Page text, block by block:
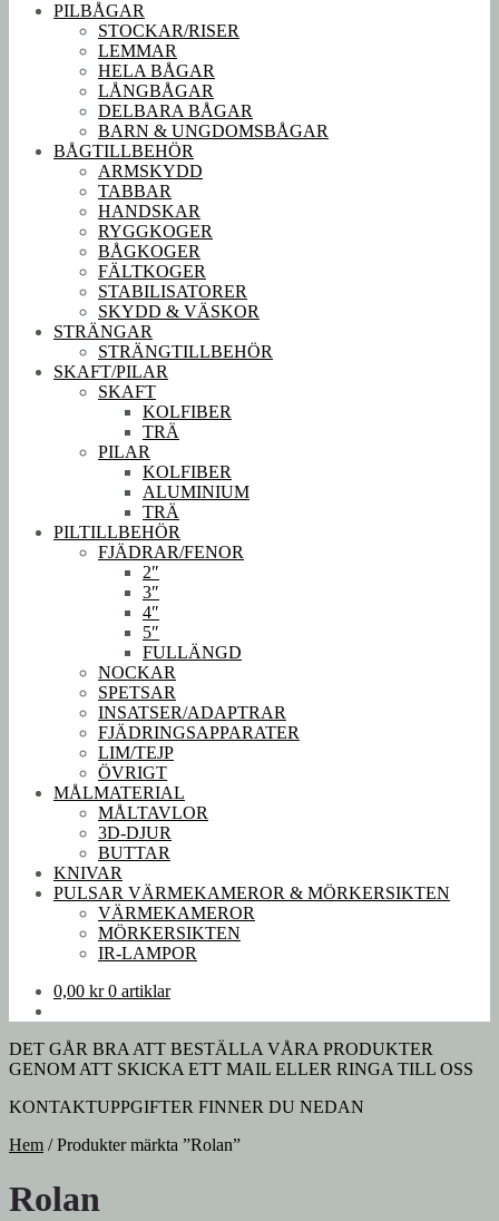
PILBÅGAR
STOCKAR/RISER
LEMMAR
HELA BÅGAR
LÅNGBÅGAR
DELBARA BÅGAR
BARN & UNGDOMSBÅGAR
BÅGTILLBEHÖR
ARMSKYDD
TABBAR
HANDSKAR
RYGGKOGER
BÅGKOGER
FÄLTKOGER
STABILISATORER
SKYDD & VÄSKOR
STRÄNGAR
STRÄNGTILLBEHÖR
SKAFT/PILAR
SKAFT
KOLFIBER
TRÄ
PILAR
KOLFIBER
ALUMINIUM
TRÄ
PILTILLBEHÖR
FJÄDRAR/FENOR
2″
3″
4″
5″
FULLÄNGD
NOCKAR
SPETSAR
INSATSER/ADAPTRAR
FJÄDRINGSAPPARATER
LIM/TEJP
ÖVRIGT
MÅLMATERIAL
MÅLTAVLOR
3D-DJUR
BUTTAR
KNIVAR
PULSAR VÄRMEKAMEROR & MÖRKERSIKTEN
VÄRMEKAMEROR
MÖRKERSIKTEN
IR-LAMPOR
0,00 kr 0 artiklar
DET GÅR BRA ATT BESTÄLLA VÅRA PRODUKTER
GENOM ATT SKICKA ETT MAIL ELLER RINGA TILL OSS
KONTAKTUPPGIFTER FINNER DU NEDAN
Hem /Produkter märkta ”Rolan”
Rolan